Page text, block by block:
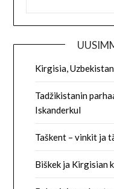
Kirgisia,
Tadžikistanin
Iskanderkul
Taškent – vinkit ja
Biškek ja Kirgisian